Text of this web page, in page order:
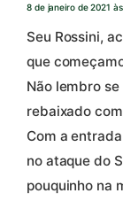
8 de janeiro de 2021
Seu Rossini,
que
Não lembro
rebaixado
Com a
no ataque do
pouquinho na